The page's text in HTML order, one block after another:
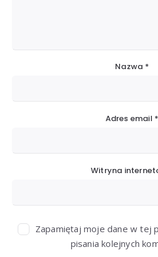
Nazwa *
Adres email *
Witryna
Zapamiętaj moje dane w tej
pisania kolejnych